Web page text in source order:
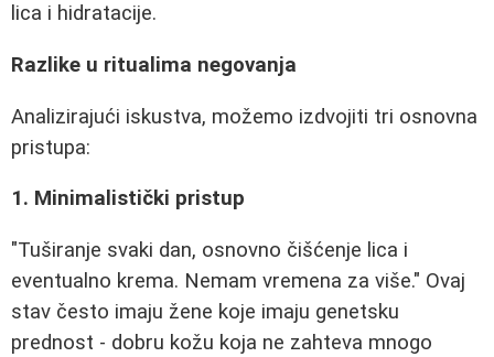
lica i hidratacije.
Razlike u ritualima negovanja
Analizirajući iskustva, možemo izdvojiti tri osnovna
pristupa:
1. Minimalistički pristup
"Tuširanje svaki dan, osnovno čišćenje lica i
eventualno krema. Nemam vremena za više." Ovaj
stav često imaju žene koje imaju genetsku
prednost - dobru kožu koja ne zahteva mnogo